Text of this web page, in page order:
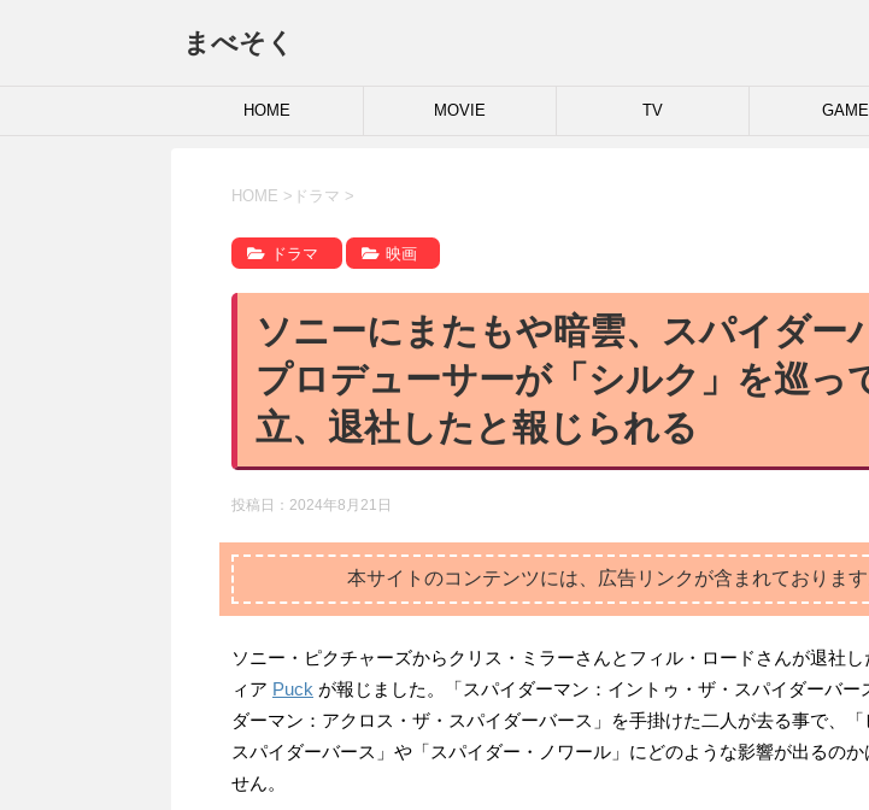
まべそく
HOME MOVIE TV GAME
HOME > ドラマ >
ドラマ 映画
ソニーにまたもや暗雲、スパイダー
プロデューサーが「シルク」を巡っ
立、退社したと報じられる
投稿日： 2024年8月21日
本サイトのコンテンツには、広告リンクが含まれております
ソニー・ピクチャーズからクリス・ミラーさんとフィル・ロードさんが退社
ィア Puck が報じました。「スパイダーマン：イントゥ・ザ・スパイダーバー
ダーマン：アクロス・ザ・スパイダーバース」を手掛けた二人が去る事で、「
スパイダーバース」や「スパイダー・ノワール」にどのような影響が出るのか
せん。